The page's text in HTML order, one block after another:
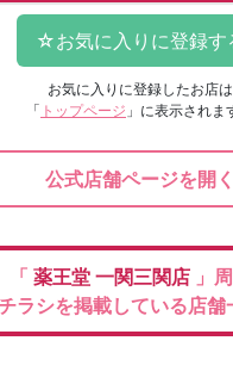
お気に入りに登録したお店は
「 トップページ 」に表示されま
公式店舗ページを開く
「 薬王堂 一関三関店 」
ラシを掲載している店舗